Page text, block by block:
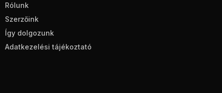
Rólunk
Szerzőink
Így dolgozunk
Adatkezelési tájékoztató